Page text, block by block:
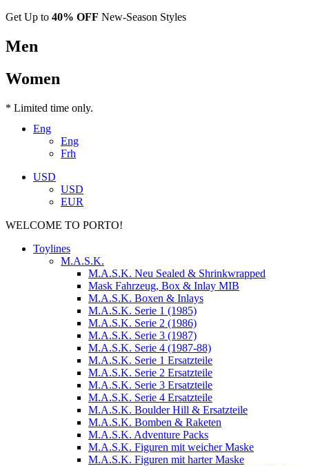
Get Up to 40% OFF New-Season Styles
Men
Women
* Limited time only.
Eng
Eng
Frh
USD
USD
EUR
WELCOME TO PORTO!
Toylines
M.A.S.K.
M.A.S.K. Neu Sealed & Shrinkwrapped
Mask Fahrzeug, Box & Inlay MIB
M.A.S.K. Boxen & Inlays
M.A.S.K. Serie 1 (1985)
M.A.S.K. Serie 2 (1986)
M.A.S.K. Serie 3 (1987)
M.A.S.K. Serie 4 (1987-88)
M.A.S.K. Serie 1 Ersatzteile
M.A.S.K. Serie 2 Ersatzteile
M.A.S.K. Serie 3 Ersatzteile
M.A.S.K. Serie 4 Ersatzteile
M.A.S.K. Boulder Hill & Ersatzteile
M.A.S.K. Bomben & Raketen
M.A.S.K. Adventure Packs
M.A.S.K. Figuren mit weicher Maske
M.A.S.K. Figuren mit harter Maske